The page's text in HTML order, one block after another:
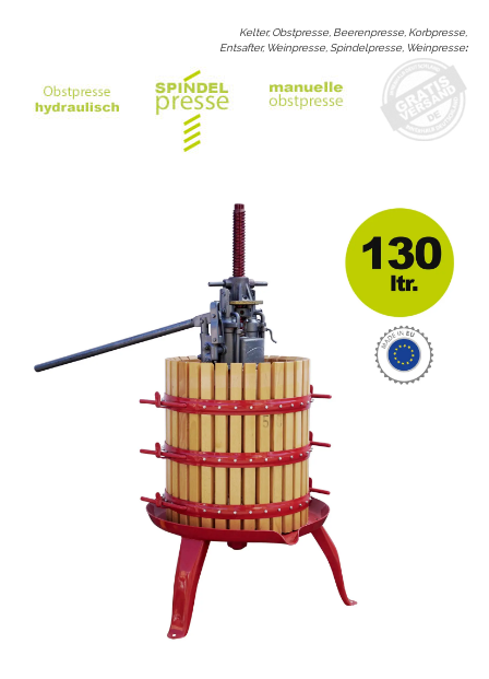
Kelter, Obstpresse, Beerenpresse, Korbpresse,
Entsafter, Weinpresse, Spindelpresse, Weinpresse: